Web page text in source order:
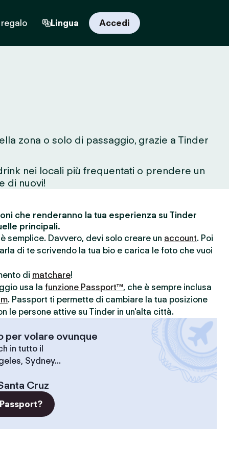
Lingua Accedi
zona o solo di passaggio, grazie a Tinder
nei locali più frequentati o prendere un
di nuovi!
che renderanno la tua esperienza su Tinder
principali.
semplice. Davvero, devi solo creare un account. Poi
di te scrivendo la tua bio e carica le foto che vuoi
di matchare!
usa la funzione Passport™, che è sempre inclusa
. Passport ti permette di cambiare la tua posizione
le persone attive su Tinder in un'alta città.
per volare ovunque
in tutto il
Sydney...
Cruz